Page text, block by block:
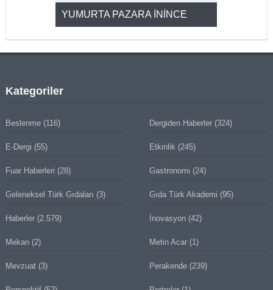
YUMURTA PAZARA İNİNCE
Kategoriler
Beslenme(116) Dergiden Haberler (324)
E-Dergi (55) Etkinlik (245)
Fuar Haberleri (28) Gastronomi (24)
Geleneksel Türk Gıdaları (3) Gıda Türk Akademi (95)
Haberler(2.579) İnovasyon (42)
Mekan(2) Metin Acar (1)
Mevzuat(3) Perakende (239)